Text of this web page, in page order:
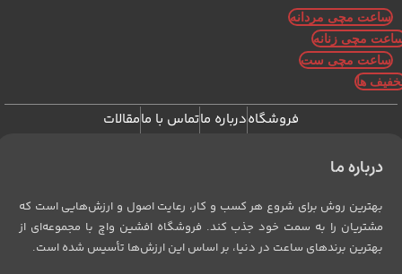
ساعت مچی مردانه
مچی زنانه
ساعت مچی ست
ها
فروشگاهدرباره ماتماس با مامقالات
درباره ما
بهترین روش برای شروع هر کسب و کار، رعایت اصول و ارزش‌هایی است که
مشتریان را به سمت خود جذب کند. فروشگاه افشین واچ با مجموعه‌ای از
بهترین برندهای ساعت در دنیا، بر اساس این ارزش‌ها تأسیس شده است.